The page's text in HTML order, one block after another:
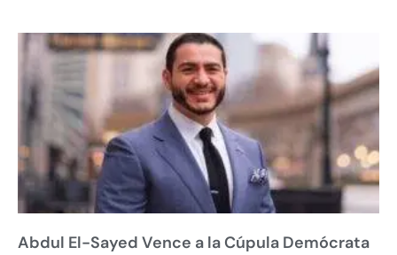
Abdul El-Sayed Vence a la Cúpula Demócrata